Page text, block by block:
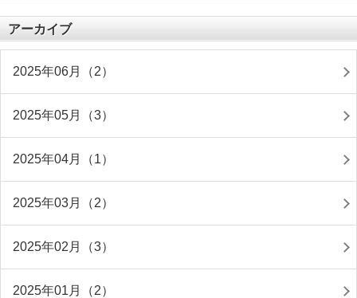
アーカイブ
2025年06月（2）
2025年05月（3）
2025年04月（1）
2025年03月（2）
2025年02月（3）
2025年01月（2）